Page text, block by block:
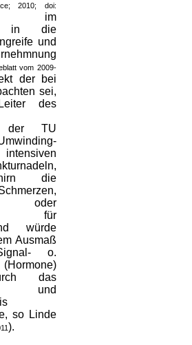
2010; doi:
in die
und
vom 2009-
der bei
sei,
des
der TU
die
oder
für
würde
Ausmaß
o.
das
und
so Linde
).